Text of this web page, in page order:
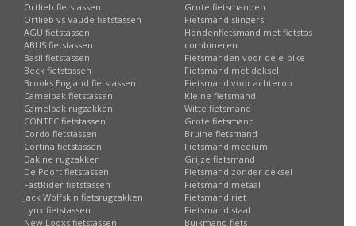
Ortlieb fietstassen
Ortlieb vs Vaude fietstassen
AGU fietstassen
ABUS fietstassen
Basil fietstassen
Beck fietstassen
Brooks England fietstassen
Camelbak fietstassen
Camelbak rugzakken
CONTEC fietstassen
Cordo fietstassen
Cortina fietstassen
Dakine rugzakken
De Poort fietstassen
FastRider fietstassen
Jack Wolfskin fietsrugzakken
Lynx fietstassen
New Looxs fietstassen
Grote fietsmanden
Fietsmand slingers
Hondenfietsmand met fietstas
combineren
Fietsmanden voor de e-bike
Fietsmand met deksel
Fietsmand voor achterop
Kleine fietsmand
Witte fietsmand
Grote fietsmand
Bruine fietsmand
Fietsmand medium
Grijze fietsmand
Fietsmand zonder deksel
Fietsmand metaal
Fietsmand riet
Fietsmand staal
Buikmand fiets